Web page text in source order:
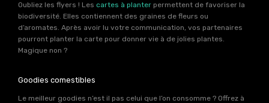
Oubliez les flyers ! Les cartes à planter permettent de favoriser la
biodiversité. Elles contiennent des graines de fleurs ou
d’aromates. Après avoir lu votre communication, vos partenaires
pourront planter la carte pour donner vie à de jolies plantes.
Magique non ?
Goodies comestibles
Le meilleur goodies n’est il pas celui que l’on consomme ? Offrez à